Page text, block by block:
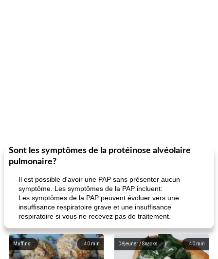
Sont les symptômes de la protéinose alvéolaire
pulmonaire?
Il est possible d'avoir une PAP sans présenter aucun
symptôme. Les symptômes de la PAP incluent:
Les symptômes de la PAP peuvent évoluer vers une
insuffisance respiratoire grave et une insuffisance
respiratoire si vous ne recevez pas de traitement.
40 min
Muffins 40 min
Déjeuner / Snacks